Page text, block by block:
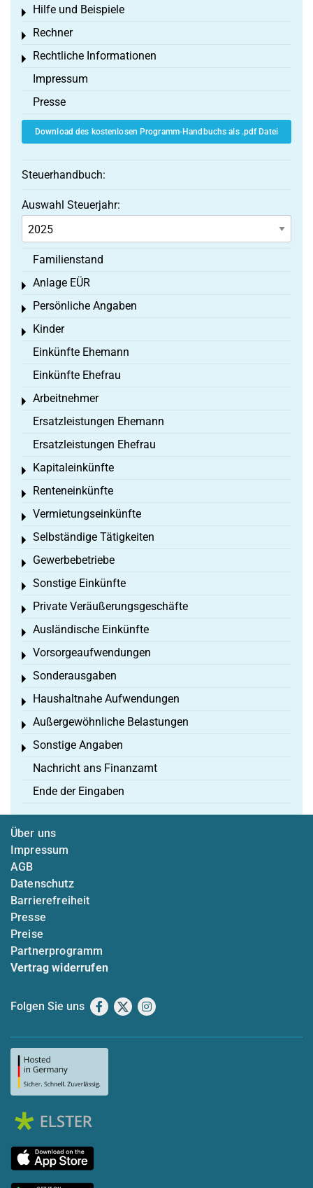
Hilfe und Beispiele
Toggle menu
Rechner
Toggle menu
Rechtliche Informationen
Toggle menu
Impressum
Presse
Download des kostenlosen Programm-Handbuchs als .pdf Datei
Steuerhandbuch:
Auswahl Steuerjahr:
Familienstand
Anlage EÜR
Toggle menu
Persönliche Angaben
Toggle menu
Kinder
Toggle menu
Einkünfte Ehemann
Einkünfte Ehefrau
Arbeitnehmer
Toggle menu
Ersatzleistungen Ehemann
Ersatzleistungen Ehefrau
Kapitaleinkünfte
Toggle menu
Renteneinkünfte
Toggle menu
Vermietungseinkünfte
Toggle menu
Selbständige Tätigkeiten
Toggle menu
Gewerbebetriebe
Toggle menu
Sonstige Einkünfte
Toggle menu
Private Veräußerungsgeschäfte
Toggle menu
Ausländische Einkünfte
Toggle menu
Vorsorgeaufwendungen
Toggle menu
Sonderausgaben
Toggle menu
Haushaltnahe Aufwendungen
Toggle menu
Außergewöhnliche Belastungen
Toggle menu
Sonstige Angaben
Toggle menu
Nachricht ans Finanzamt
Ende der Eingaben
Über uns
Impressum
AGB
Datenschutz
Barrierefreiheit
Presse
Preise
Partnerprogramm
Vertrag widerrufen
Folgen Sie uns Facebook
X Instagram